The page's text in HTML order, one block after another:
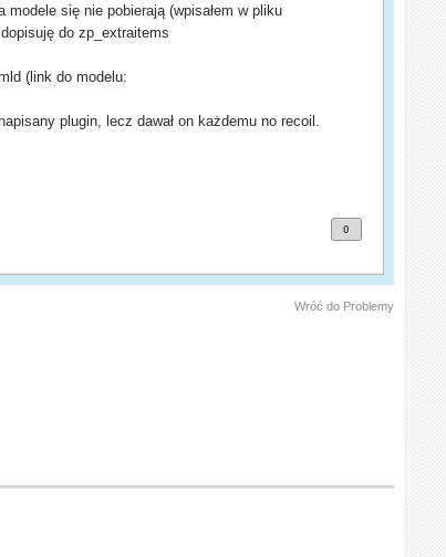
się nie pobierają (wpisałem w pliku
do zp_extraitems
(link do modelu:
plugin, lecz dawał on każdemu no recoil.
0
Wróć do Problemy